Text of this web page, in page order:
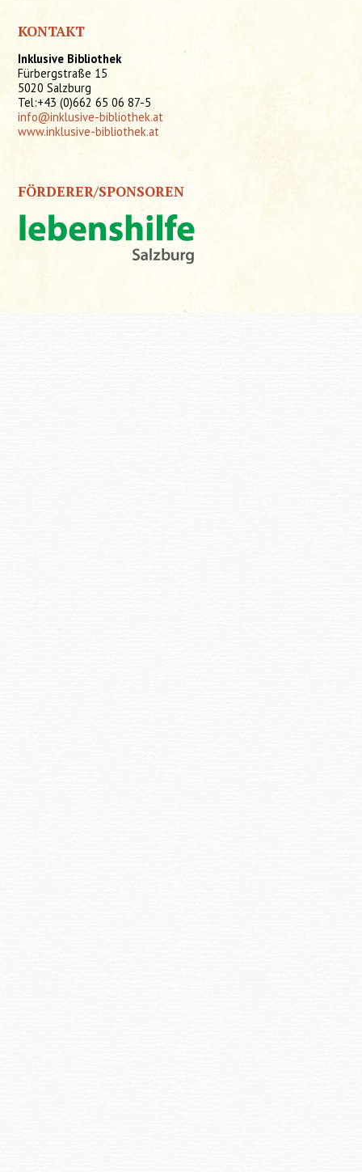
KONTAKT
Inklusive Bibliothek
Fürbergstraße 15
5020 Salzburg
Tel:+43 (0)662 65 06 87-5
info@inklusive-bibliothek.at
www.inklusive-bibliothek.at
FÖRDERER/SPONSOREN